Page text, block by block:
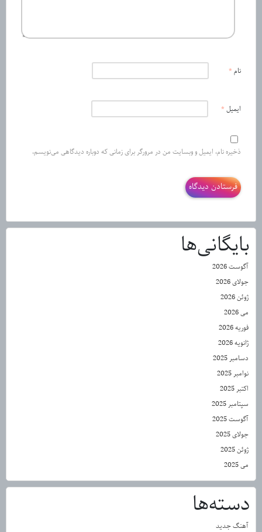
نام *
ایمیل *
ذخیره نام، ایمیل و وبسایت من در مرورگر برای زمانی که دوباره دیدگاهی می‌نویسم.
بایگانی‌ها
آگوست 2026
جولای 2026
ژوئن 2026
می 2026
فوریه 2026
ژانویه 2026
دسامبر 2025
نوامبر 2025
اکتبر 2025
سپتامبر 2025
آگوست 2025
جولای 2025
ژوئن 2025
می 2025
دسته‌ها
آهنگ جدید